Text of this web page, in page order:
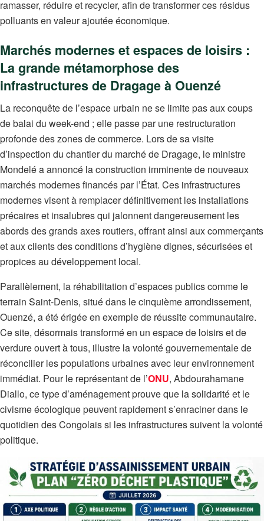
ramasser, réduire et recycler, afin de transformer ces résidus
polluants en valeur ajoutée économique.
Marchés modernes et espaces de loisirs :
La grande métamorphose des
infrastructures de Dragage à Ouenzé
La reconquête de l’espace urbain ne se limite pas aux coups
de balai du week-end ; elle passe par une restructuration
profonde des zones de commerce. Lors de sa visite
d’inspection du chantier du marché de Dragage, le ministre
Mondelé a annoncé la construction imminente de nouveaux
marchés modernes financés par l’État. Ces infrastructures
modernes visent à remplacer définitivement les installations
précaires et insalubres qui jalonnent dangereusement les
abords des grands axes routiers, offrant ainsi aux commerçants
et aux clients des conditions d’hygiène dignes, sécurisées et
propices au développement local.
Parallèlement, la réhabilitation d’espaces publics comme le
terrain Saint-Denis, situé dans le cinquième arrondissement,
Ouenzé, a été érigée en exemple de réussite communautaire.
Ce site, désormais transformé en un espace de loisirs et de
verdure ouvert à tous, illustre la volonté gouvernementale de
réconcilier les populations urbaines avec leur environnement
immédiat. Pour le représentant de l’ONU, Abdourahamane
Diallo, ce type d’aménagement prouve que la solidarité et le
civisme écologique peuvent rapidement s’enraciner dans le
quotidien des Congolais si les infrastructures suivent la volonté
politique.